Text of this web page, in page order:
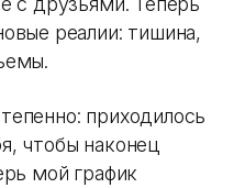
реалии: тишина,
приходилось
чтобы наконец
мой график